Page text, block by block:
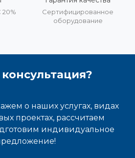
20%
Сертифицированное
оборудование
о наших услугах, видах
проектах, рассчитаем
индивидуальное